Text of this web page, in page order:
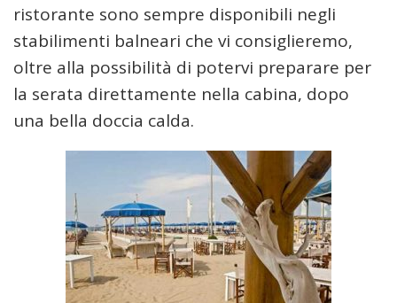
ristorante sono sempre disponibili negli
stabilimenti balneari che vi consiglieremo,
oltre alla possibilità di potervi preparare per
la serata direttamente nella cabina, dopo
una bella doccia calda.